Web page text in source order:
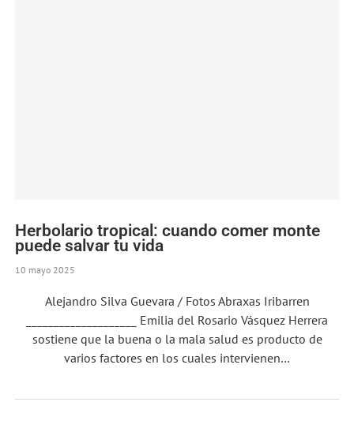
Herbolario tropical: cuando comer monte
puede salvar tu vida
10 mayo 2025
Alejandro Silva Guevara / Fotos Abraxas Iribarren
____________________ Emilia del Rosario Vásquez Herrera
sostiene que la buena o la mala salud es producto de
varios factores en los cuales intervienen…